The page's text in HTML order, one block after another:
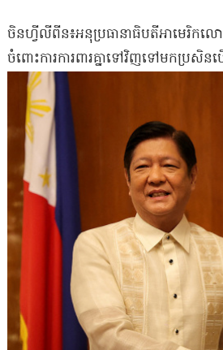
ចិន​ហ្វីលីពីន​៖​អនុ​ប្រធានាធិបតី​អាមេរិក​ល
ចំពោះ​ការការពារ​គ្នា​ទៅវិញទៅមក​ប្រសិ